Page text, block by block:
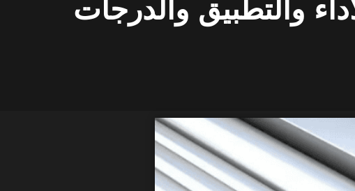
للصدأ من السلسلة 300: الأداء والتطبيق والدرجات